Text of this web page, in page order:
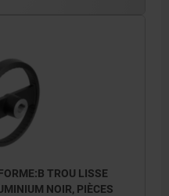
TROU LISSE
NOIR, PIÈCES